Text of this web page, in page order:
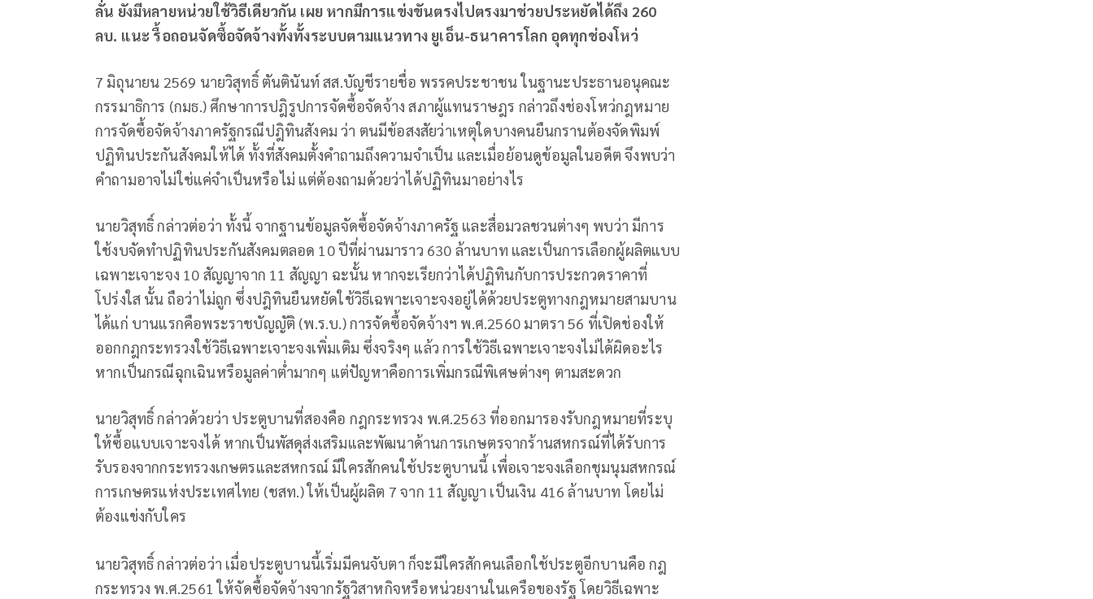
ลั่น ยังมีหลายหน่วยใช้วิธีเดียวกัน เผย หากมีการแข่งขันตรงไปตรงมาช่วยประหยัดได้ถึง 260
ลบ. แนะ รื้อถอนจัดซื้อจัดจ้างทั้งทั้งระบบตามแนวทาง ยูเอ็น-ธนาคารโลก อุดทุกช่องโหว่
7 มิถุนายน 2569 นายวิสุทธิ์ ตันตินันท์ สส.บัญชีรายชื่อ พรรคประชาชน ในฐานะประธานอนุคณะ
กรรมาธิการ (กมธ.) ศึกษาการปฎิรูปการจัดซื้อจัดจ้าง สภาผู้แทนราษฎร กล่าวถึงช่องโหว่กฎหมาย
การจัดซื้อจัดจ้างภาครัฐกรณีปฎิทินสังคม ว่า ตนมีข้อสงสัยว่าเหตุใดบางคนยืนกรานต้องจัดพิมพ์
ปฏิทินประกันสังคมให้ได้ ทั้งที่สังคมตั้งคำถามถึงความจำเป็น และเมื่อย้อนดูข้อมูลในอดีต จึงพบว่า
คำถามอาจไม่ใช่แค่จำเป็นหรือไม่ แต่ต้องถามด้วยว่าได้ปฏิทินมาอย่างไร
นายวิสุทธิ์ กล่าวต่อว่า ทั้งนี้ จากฐานข้อมูลจัดซื้อจัดจ้างภาครัฐ และสื่อมวลชวนต่างๆ พบว่า มีการ
ใช้งบจัดทำปฏิทินประกันสังคมตลอด 10 ปีที่ผ่านมาราว 630 ล้านบาท และเป็นการเลือกผู้ผลิตแบบ
เฉพาะเจาะจง 10 สัญญาจาก 11 สัญญา ฉะนั้น หากจะเรียกว่าได้ปฏิทินกับการประกวดราคาที่
โปร่งใส นั้น ถือว่าไม่ถูก ซึ่งปฎิทินยืนหยัดใช้วิธีเฉพาะเจาะจงอยู่ได้ด้วยประตูทางกฎหมายสามบาน
ได้แก่ บานแรกคือพระราชบัญญัติ (พ.ร.บ.) การจัดซื้อจัดจ้างฯ พ.ศ.2560 มาตรา 56 ที่เปิดช่องให้
ออกกฎกระทรวงใช้วิธีเฉพาะเจาะจงเพิ่มเติม ซึ่งจริงๆ แล้ว การใช้วิธีเฉพาะเจาะจงไม่ได้ผิดอะไร
หากเป็นกรณีฉุกเฉินหรือมูลค่าต่ำมากๆ แต่ปัญหาคือการเพิ่มกรณีพิเศษต่างๆ ตามสะดวก
นายวิสุทธิ์ กล่าวด้วยว่า ประตูบานที่สองคือ กฎกระทรวง พ.ศ.2563 ที่ออกมารองรับกฎหมายที่ระบุ
ให้ซื้อแบบเจาะจงได้ หากเป็นพัสดุส่งเสริมและพัฒนาด้านการเกษตรจากร้านสหกรณ์ที่ได้รับการ
รับรองจากกระทรวงเกษตรและสหกรณ์ มีใครสักคนใช้ประตูบานนี้ เพื่อเจาะจงเลือกชุมนุมสหกรณ์
การเกษตรแห่งประเทศไทย (ชสท.) ให้เป็นผู้ผลิต 7 จาก 11 สัญญา เป็นเงิน 416 ล้านบาท โดยไม่
ต้องแข่งกับใคร
นายวิสุทธิ์ กล่าวต่อว่า เมื่อประตูบานนี้เริ่มมีคนจับตา ก็จะมีใครสักคนเลือกใช้ประตูอีกบานคือ กฎ
กระทรวง พ.ศ.2561 ให้จัดซื้อจัดจ้างจากรัฐวิสาหกิจหรือหน่วยงานในเครือของรัฐ โดยวิธีเฉพาะ